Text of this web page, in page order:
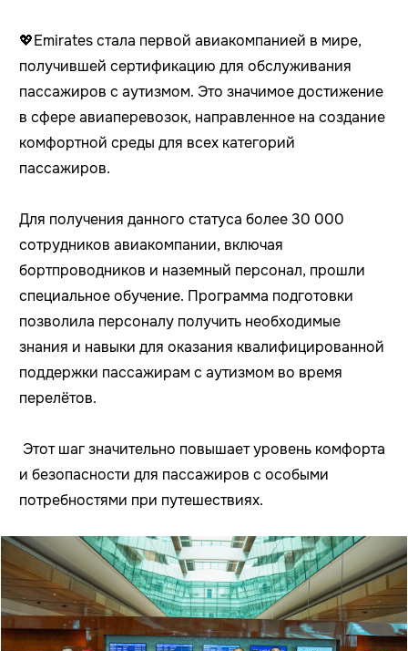
💖Emirates стала первой авиакомпанией в мире,
получившей сертификацию для обслуживания
пассажиров с аутизмом. Это значимое достижение
в сфере авиаперевозок, направленное на создание
комфортной среды для всех категорий
пассажиров.
Для получения данного статуса более 30 000
сотрудников авиакомпании, включая
бортпроводников и наземный персонал, прошли
специальное обучение. Программа подготовки
позволила персоналу получить необходимые
знания и навыки для оказания квалифицированной
поддержки пассажирам с аутизмом во время
перелётов.
Этот шаг значительно повышает уровень комфорта
и безопасности для пассажиров с особыми
потребностями при путешествиях.